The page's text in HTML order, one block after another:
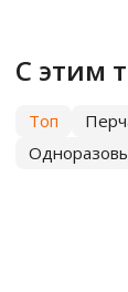
С этим
Топ